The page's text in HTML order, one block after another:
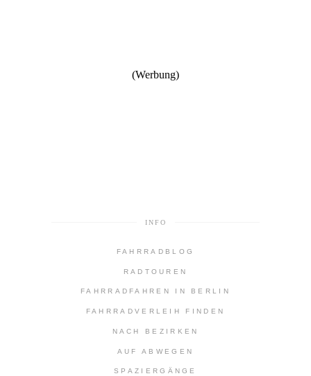
INFO
FAHRRADBLOG
RADTOUREN
FAHRRADFAHREN IN BERLIN
FAHRRADVERLEIH FINDEN
NACH BEZIRKEN
AUF ABWEGEN
SPAZIERGÄNGE